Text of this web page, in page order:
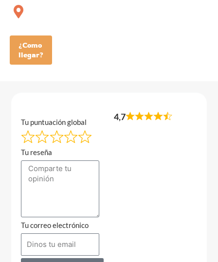
¿Como
llegar?
Tu puntuación global
Tu reseña
Tu correo electrónico
4,7